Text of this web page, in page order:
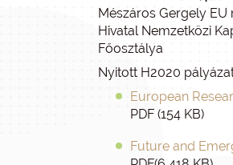
Mészáros Gergely EU
Hivatal Nemzetközi
Főosztálya
Nyitott H2020
European
PDF (154 KB)
Future and